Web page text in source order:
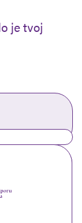
je tvoj